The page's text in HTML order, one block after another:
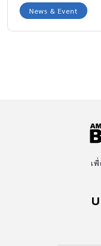
มีนาคมที่ผ่านมา
News & Event
เ